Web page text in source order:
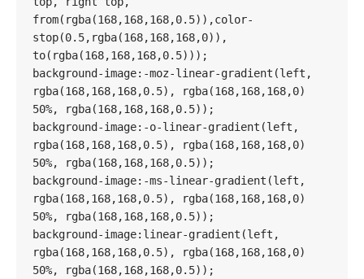
from(rgba(168,168,168,0.5)),color-
stop(0.5,rgba(168,168,168,0)),
to(rgba(168,168,168,0.5)));
background-image:-moz-linear-gradient(left,
rgba(168,168,168,0.5), rgba(168,168,168,0)
50%, rgba(168,168,168,0.5));
background-image:-o-linear-gradient(left,
rgba(168,168,168,0.5), rgba(168,168,168,0)
50%, rgba(168,168,168,0.5));
background-image:-ms-linear-gradient(left,
rgba(168,168,168,0.5), rgba(168,168,168,0)
50%, rgba(168,168,168,0.5));
background-image:linear-gradient(left,
rgba(168,168,168,0.5), rgba(168,168,168,0)
50%, rgba(168,168,168,0.5));